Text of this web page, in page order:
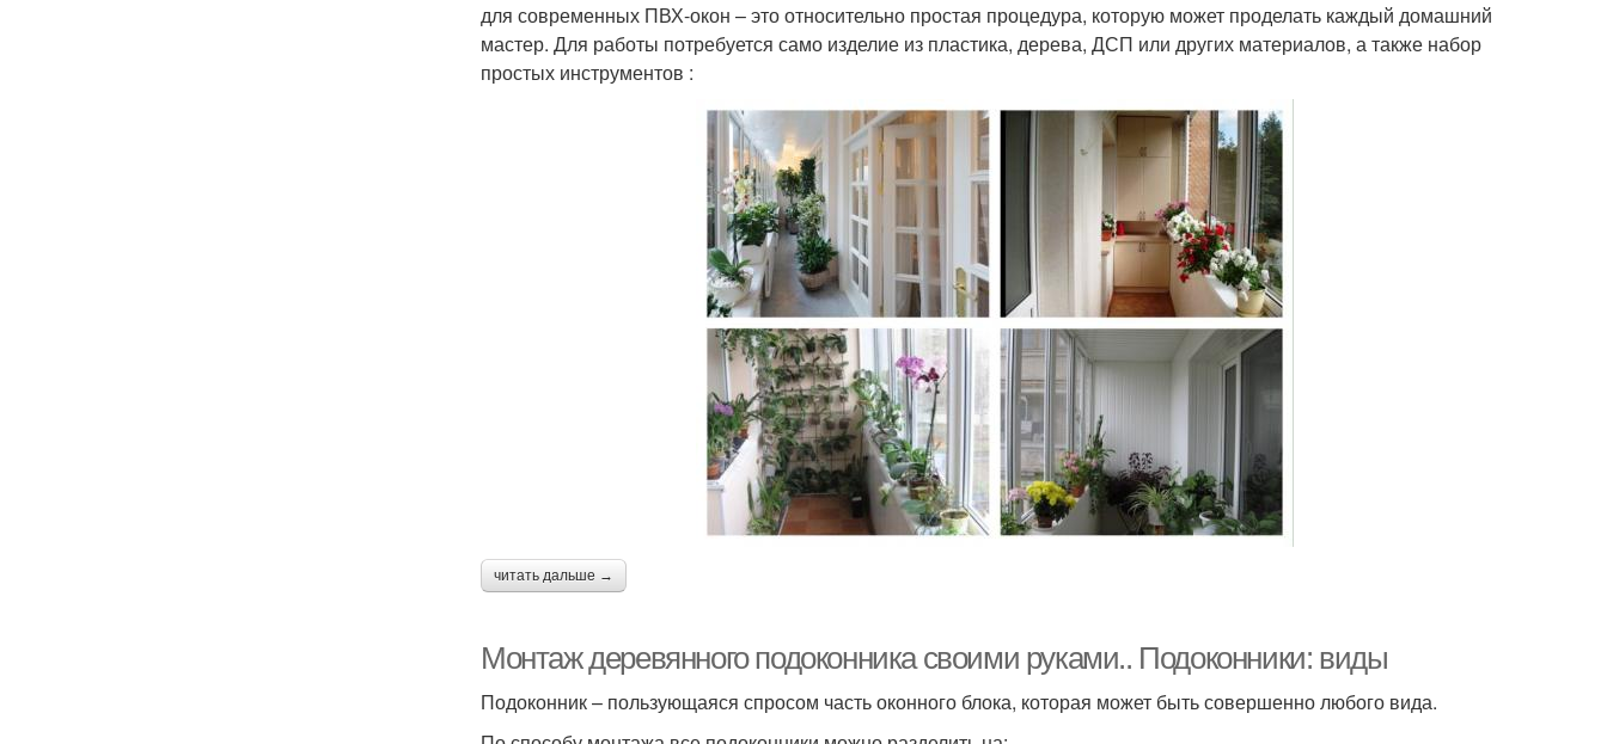
для современных ПВХ-окон – это относительно простая процедура, которую может проделать каждый домашний
мастер. Для работы потребуется само изделие из пластика, дерева, ДСП или других материалов, а также набор
простых инструментов :
читать дальше →
Монтаж деревянного подоконника своими руками.. Подоконники: виды
Подоконник – пользующаяся спросом часть оконного блока, которая может быть совершенно любого вида.